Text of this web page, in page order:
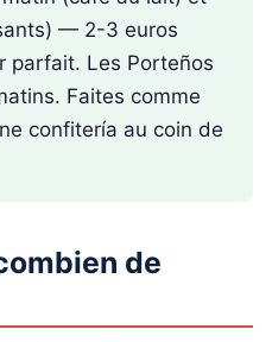
— 2-3 euros
parfait. Les Porteños
Faites comme
confitería au coin de
de